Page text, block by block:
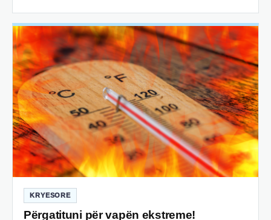
KRYESORE
Përgatituni për vapën ekstreme!